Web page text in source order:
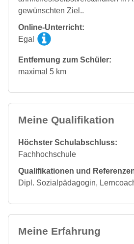
gewünschten Ziel..
Online-Unterricht:
Egal
Entfernung zum Schüler:
maximal 5 km
Meine Qualifikation
Höchster Schulabschluss:
Fachhochschule
Qualifikationen und
Dipl. Sozialpädagogin,
Meine Erfahrung